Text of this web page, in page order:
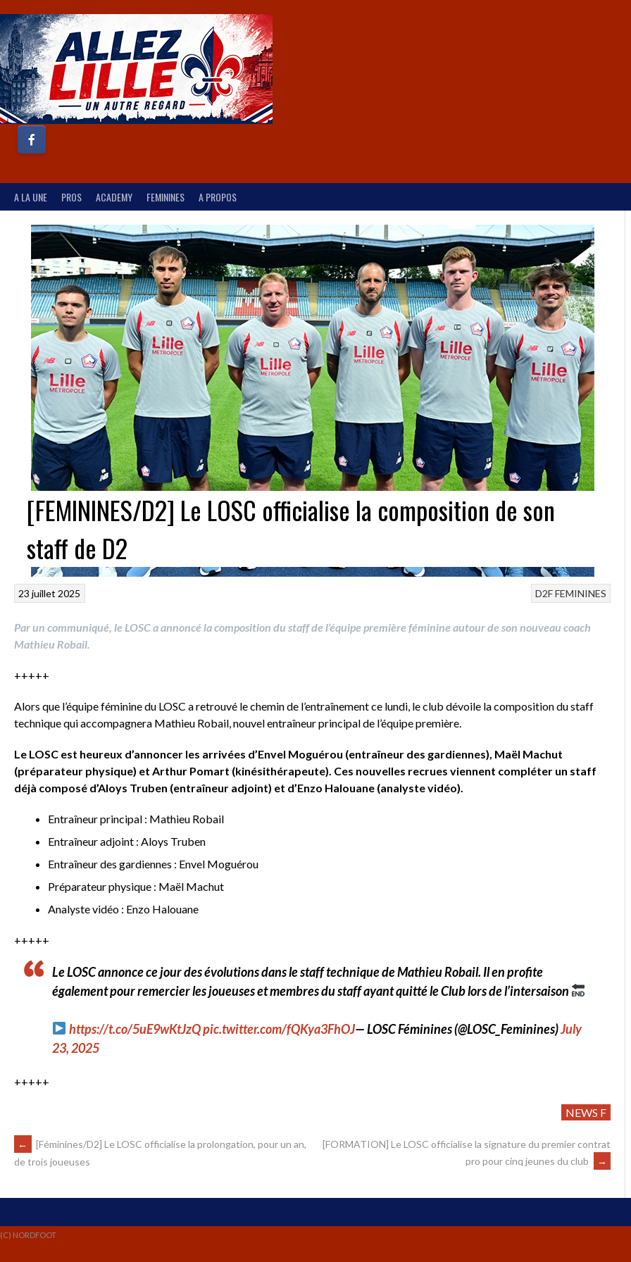
A LA UNE PROS ACADEMY FEMININES A PROPOS
[FEMININES/D2] Le LOSC officialise la composition de son
staff de D2
D2FFEMININES
23 juillet 2025
Par un communiqué, le LOSC a annoncé la composition du staff de l’équipe première féminine autour de son nouveau coach
Mathieu Robail.
+++++
Alors que l’équipe féminine du LOSC a retrouvé le chemin de l’entraînement ce lundi, le club dévoile la composition du staff
technique qui accompagnera Mathieu Robail, nouvel entraîneur principal de l’équipe première.
Le LOSC est heureux d’annoncer les arrivées d’Envel Moguérou (entraîneur des gardiennes), Maël Machut
(préparateur physique) et Arthur Pomart (kinésithérapeute). Ces nouvelles recrues viennent compléter un staff
déjà composé d’Aloys Truben (entraîneur adjoint) et d’Enzo Halouane (analyste vidéo).
Entraîneur principal : Mathieu Robail
Entraîneur adjoint : Aloys Truben
Entraîneur des gardiennes : Envel Moguérou
Préparateur physique : Maël Machut
Analyste vidéo : Enzo Halouane
+++++
Le LOSC annonce ce jour des évolutions dans le staff technique de Mathieu Robail. Il en profite
également pour remercier les joueuses et membres du staff ayant quitté le Club lors de l’intersaison
https://t.co/5uE9wKtJzQpic.twitter.com/fQKya3FhOJ— LOSC Féminines (@LOSC_Feminines)July
23, 2025
+++++
NEWS F
←
[Féminines/D2] Le LOSC officialise la prolongation, pour un an,
de trois joueuses
[FORMATION] Le LOSC officialise la signature du premier contrat
pro pour cinq jeunes du club
→
(C) NORDFOOT